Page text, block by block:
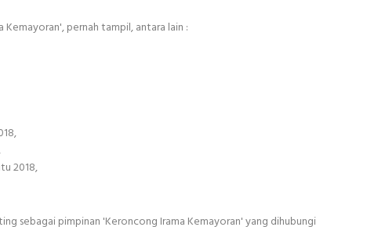
pernah tampil, antara lain :
2018,
sebagai pimpinan 'Keroncong Irama Kemayoran' yang dihubungi